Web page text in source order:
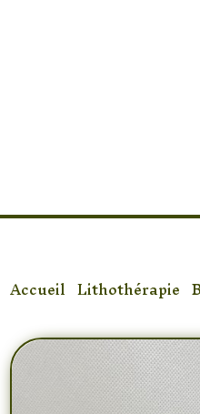
Accueil /Lithothérapie /